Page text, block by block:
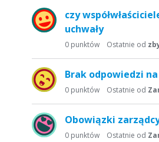
czy
uchwały
0 punktów Ostatnie od
Brak odpowiedzi
0 punktów Ostatnie od
Obowiązki
0 punktów Ostatnie od